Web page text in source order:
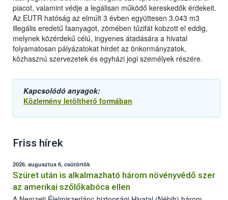
piacot, valamint védje a legálisan működő kereskedők érdekeit.
Az EUTR hatóság az elmúlt 3 évben együttesen 3.043 m3
illegális eredetű faanyagot, zömében tűzifát kobzott el eddig,
melynek közérdekű célú, ingyenes átadására a hivatal
folyamatosan pályázatokat hirdet az önkormányzatok,
közhasznú szervezetek és egyházi jogi személyek részére.
Kapcsolódó anyagok:
Közlemény letölthető formában
Friss hírek
2026. augusztus 6, csütörtök
Szüret után is alkalmazható három növényvédő szer
az amerikai szőlőkabóca ellen